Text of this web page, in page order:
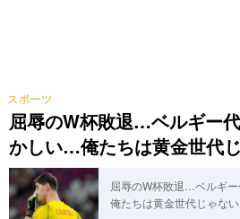
屈辱のW杯敗退…ベルギー
かしい…俺たちは黄金世代じ
スポーツ
屈辱のW杯敗退…ベルギ
俺たちは黄金世代じゃない